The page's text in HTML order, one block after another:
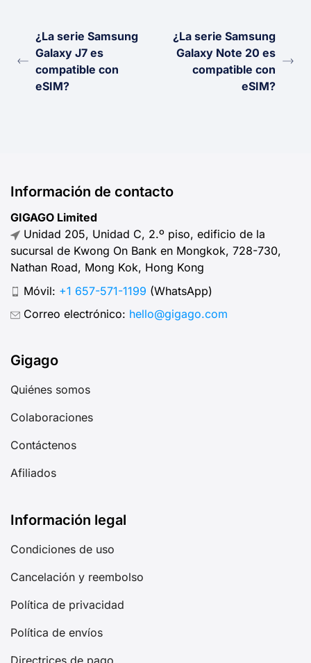
¿La serie Samsung
Galaxy J7 es
compatible con
eSIM?
¿La serie Samsung
Galaxy Note 20 es
compatible con
eSIM?
Información de contacto
GIGAGO Limited
Unidad 205, Unidad C, 2.º piso, edificio de la
sucursal de Kwong On Bank en Mongkok, 728-730,
Nathan Road, Mong Kok, Hong Kong
Móvil: +1 657-571-1199 (WhatsApp)
Correo electrónico: hello@gigago.com
Gigago
Quiénes somos
Colaboraciones
Contáctenos
Afiliados
Información legal
Condiciones de uso
Cancelación y reembolso
Política de privacidad
Política de envíos
Directrices de pago